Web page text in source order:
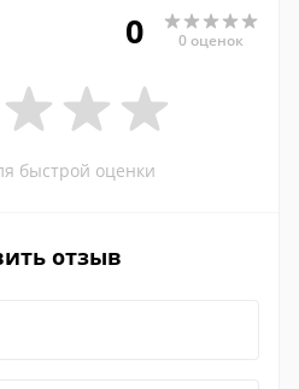
0 0 оценок
быстрой оценки
отзыв